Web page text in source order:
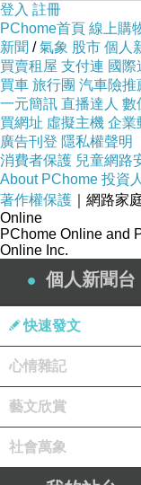
位|文憑製作|買
書、學歷、文
買假畢業證書|
位|文憑製作|買
書、學歷、文
買假畢業證書|
位|文憑製作|買
書、學歷、文
普發一萬 普發
發1萬普發一萬
萬 普發1萬
普發一萬 普發1
發1萬普發一萬
萬 普發1萬
登入 註冊
PChome首頁 線上購
新聞 /氣象 股市 個人
買賣租屋 支付連 國際
買車 旅行團 汽車險推
一元簡訊 直播達人 數
買網址 虛擬主機 企業
廣告刊登 隱私權聲明
消費者保護 兒童網路
About PChome 投資
著作權保護 ｜網路家
Online
PChome Online and
Online Inc.
個人新聞台
快速發文
心情雜記
藝文欣賞
社會萬象